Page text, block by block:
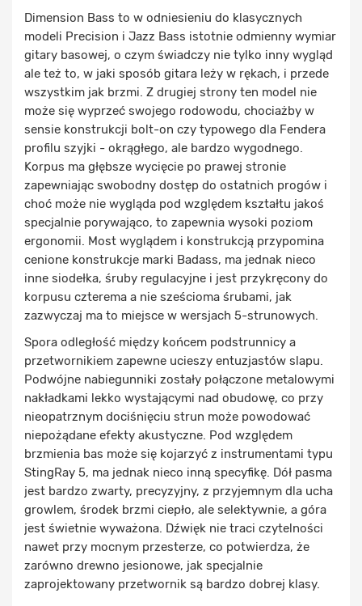
Dimension Bass to w odniesieniu do klasycznych
modeli Precision i Jazz Bass istotnie odmienny wymiar
gitary basowej, o czym świadczy nie tylko inny wygląd
ale też to, w jaki sposób gitara leży w rękach, i przede
wszystkim jak brzmi. Z drugiej strony ten model nie
może się wyprzeć swojego rodowodu, chociażby w
sensie konstrukcji bolt-on czy typowego dla Fendera
profilu szyjki - okrągłego, ale bardzo wygodnego.
Korpus ma głębsze wycięcie po prawej stronie
zapewniając swobodny dostęp do ostatnich progów i
choć może nie wygląda pod względem kształtu jakoś
specjalnie porywająco, to zapewnia wysoki poziom
ergonomii. Most wyglądem i konstrukcją przypomina
cenione konstrukcje marki Badass, ma jednak nieco
inne siodełka, śruby regulacyjne i jest przykręcony do
korpusu czterema a nie sześcioma śrubami, jak
zazwyczaj ma to miejsce w wersjach 5-strunowych.
Spora odległość między końcem podstrunnicy a
przetwornikiem zapewne ucieszy entuzjastów slapu.
Podwójne nabiegunniki zostały połączone metalowymi
nakładkami lekko wystającymi nad obudowę, co przy
nieopatrznym dociśnięciu strun może powodować
niepożądane efekty akustyczne. Pod względem
brzmienia bas może się kojarzyć z instrumentami typu
StingRay 5, ma jednak nieco inną specyfikę. Dół pasma
jest bardzo zwarty, precyzyjny, z przyjemnym dla ucha
growlem, środek brzmi ciepło, ale selektywnie, a góra
jest świetnie wyważona. Dźwięk nie traci czytelności
nawet przy mocnym przesterze, co potwierdza, że
zarówno drewno jesionowe, jak specjalnie
zaprojektowany przetwornik są bardzo dobrej klasy.